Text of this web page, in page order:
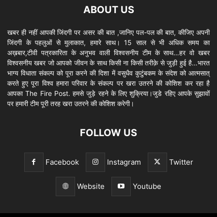
ABOUT US
खबर ही नहीं आपकी जिंदगी पर असर की बात ,जानिए पल-पल की बात, कीजिए अपनी
जिंदगी के पहलुओं से मुलाकात, हमारे साथ। 15 साल से भी अधिक समय का
अख़बार,टीवी पत्रकारिता के अनुभव वाली विश्वसनीय टीम के साथ…हर वो खबर
विश्वसनीय खबर जो आपको जीवन के साथ किसी ना किसी तरीक़े से जुड़ी हुई है…भारत
भाग्य विधाता संकल्प को पूरा करने की दिशा में वसुधैव कुटुंबकम के संदेश को आत्मसात्
करते हुए पूरा विश्व हमारा परिवार के संकल्प पर खरा उतरने की कोशिश कर रहा है
आपका The Fire Post. हमसे जुड़े रहने के लिए शुक्रिया।जुडे रहिए आपके सुझावों
पर हमारी टीम पूरी तरह खरा उतरने की कोशिश करेगी।
FOLLOW US
Facebook Instagram Twitter
Website Youtube